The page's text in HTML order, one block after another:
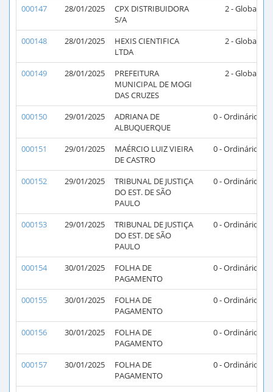
000147 28/01/2025
CPX DISTRIBUIDORA
S/A
2 - Global
000148 28/01/2025
HEXIS CIENTIFICA
LTDA
2 - Global
000149 28/01/2025
PREFEITURA
MUNICIPAL DE MOGI
DAS CRUZES
2 - Global
000150 29/01/2025
ADRIANA DE
ALBUQUERQUE
0 - Ordinário
000151 29/01/2025
MAÉRCIO LUIZ VIEIRA
DE CASTRO
0 - Ordinário
000152 29/01/2025
TRIBUNAL DE JUSTIÇA
DO EST. DE SÃO
PAULO
0 - Ordinário
000153 29/01/2025
TRIBUNAL DE JUSTIÇA
DO EST. DE SÃO
PAULO
0 - Ordinário
000154 30/01/2025
FOLHA DE
PAGAMENTO
0 - Ordinário
000155 30/01/2025
FOLHA DE
PAGAMENTO
0 - Ordinário
000156 30/01/2025
FOLHA DE
PAGAMENTO
0 - Ordinário
000157 30/01/2025
FOLHA DE
PAGAMENTO
0 - Ordinário